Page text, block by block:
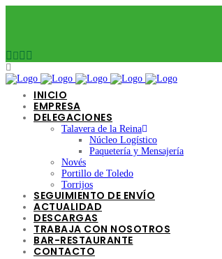
INICIO
EMPRESA
DELEGACIONES
Talavera de la Reina
Núcleo Logístico
Paquetería y Mensajería
Novés
Portillo de Toledo
Torrijos
SEGUIMIENTO DE ENVÍO
ACTUALIDAD
DESCARGAS
TRABAJA CON NOSOTROS
BAR-RESTAURANTE
CONTACTO